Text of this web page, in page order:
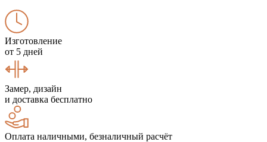
Изготовление
от 5 дней
Замер, дизайн
и доставка бесплатно
Оплата наличными, безналичный расчёт